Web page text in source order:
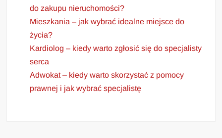
do zakupu nieruchomości?
Mieszkania – jak wybrać idealne miejsce do
życia?
Kardiolog – kiedy warto zgłosić się do specjalisty
serca
Adwokat – kiedy warto skorzystać z pomocy
prawnej i jak wybrać specjalistę